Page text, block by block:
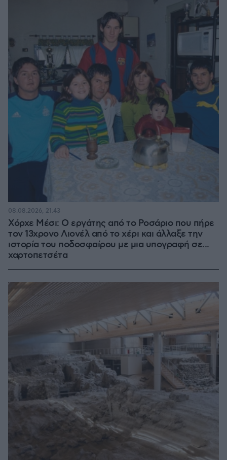
Χόρχε Μέσι: Ο εργάτης από το Ροσάριο που πήρε
τον 13χρονο Λιονέλ από το χέρι και άλλαξε την
ιστορία του ποδοσφαίρου με μια υπογραφή σε...
χαρτοπετσέτα
08.08.2026, 21:43